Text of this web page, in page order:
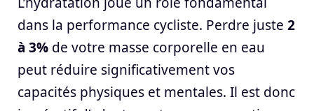
dans la performance cycliste. Perdre juste 2
à 3% de votre masse corporelle en eau
peut réduire significativement vos
capacités physiques et mentales. Il est donc